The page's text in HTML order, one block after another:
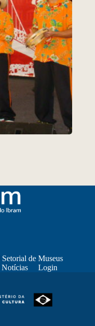
de Museus
Notícias Login